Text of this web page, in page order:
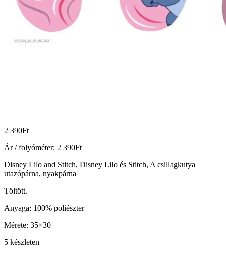
2 390Ft
Ár / folyóméter: 2 390Ft
Disney Lilo and Stitch, Disney Lilo és Stitch, A csillagkutya
utazópárna, nyakpárna
Töltött.
Anyaga: 100% poliészter
Mérete: 35×30
5 készleten